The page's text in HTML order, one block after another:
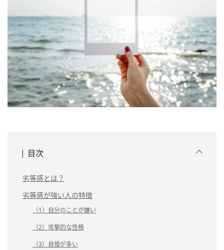
目次
劣等感とは？
劣等感が強い人の特徴
（1）自分のことが嫌い
（2）攻撃的な性格
（3）自慢が多い